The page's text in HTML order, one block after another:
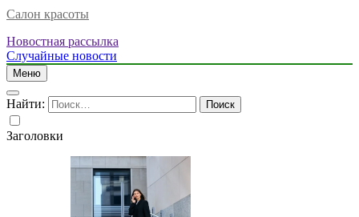
Салон красоты
Новостная рассылка
Случайные новости
Меню
Найти:
Заголовки